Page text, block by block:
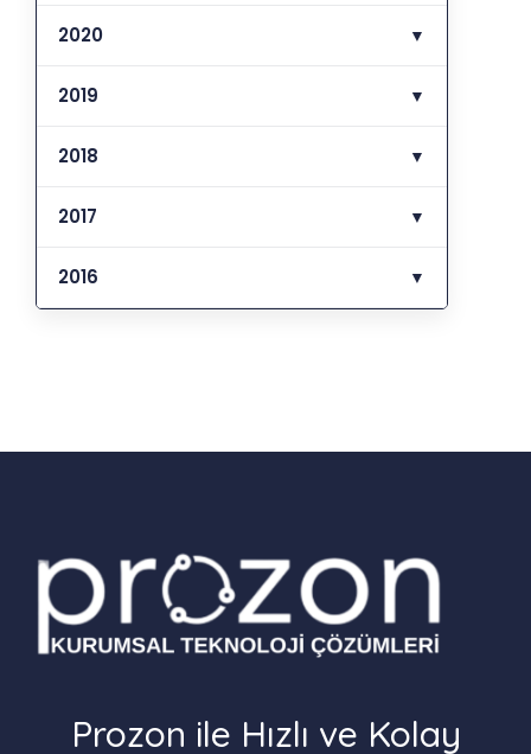
2020 ▼
2019 ▼
2018 ▼
2017 ▼
2016 ▼
Prozon ile Hızlı ve Kolay